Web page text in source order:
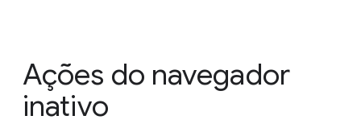
Ações do navegador
inativo